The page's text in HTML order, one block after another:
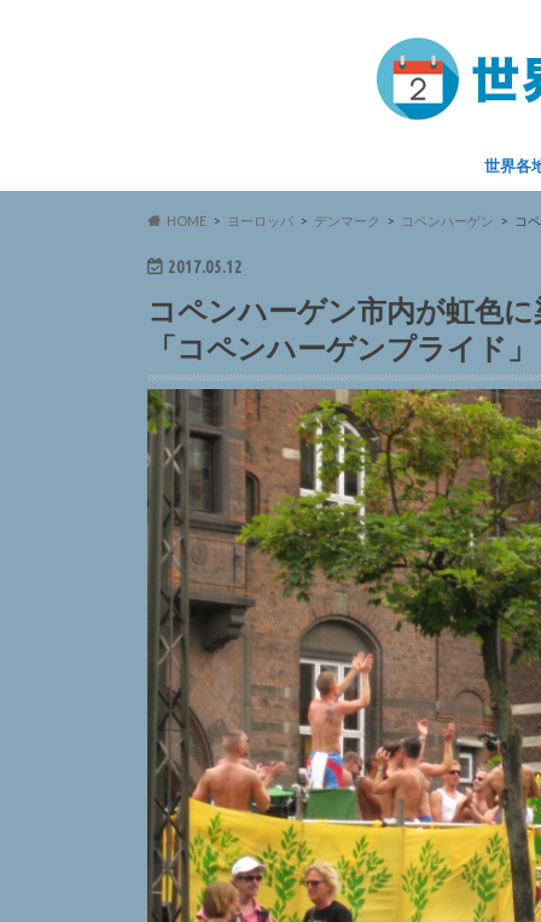
世界各
HOME ヨーロッパ デンマーク コペンハーゲン コ
2017.05.12
コペンハーゲン市内が虹色
「コペンハーゲンプライド」